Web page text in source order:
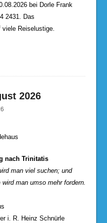
bei Dorle Frank
2431. Das
Reiselustige.
2026
nach Trinitatis
man viel suchen; und
man umso mehr fordern.
i. R. Heinz Schnürle